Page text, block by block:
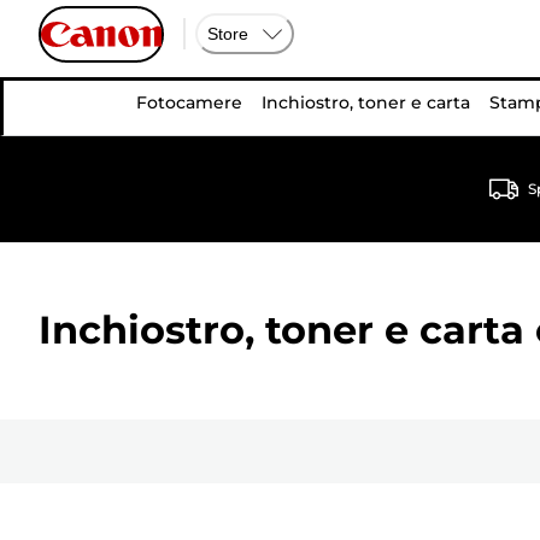
Store
Fotocamere Inchiostro, toner e carta
Inchiostro, toner e